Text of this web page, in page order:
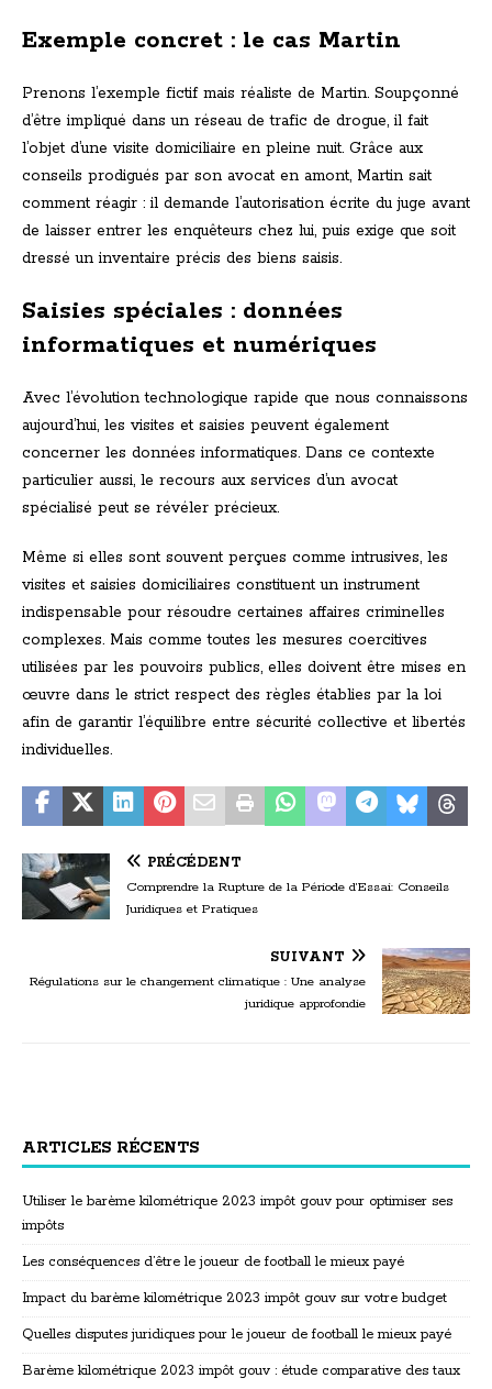
Exemple concret : le cas Martin
Prenons l’exemple fictif mais réaliste de Martin. Soupçonné
d’être impliqué dans un réseau de trafic de drogue, il fait
l’objet d’une visite domiciliaire en pleine nuit. Grâce aux
conseils prodigués par son avocat en amont, Martin sait
comment réagir : il demande l’autorisation écrite du juge avant
de laisser entrer les enquêteurs chez lui, puis exige que soit
dressé un inventaire précis des biens saisis.
Saisies spéciales : données
informatiques et numériques
Avec l’évolution technologique rapide que nous connaissons
aujourd’hui, les visites et saisies peuvent également
concerner les données informatiques. Dans ce contexte
particulier aussi, le recours aux services d’un avocat
spécialisé peut se révéler précieux.
Même si elles sont souvent perçues comme intrusives, les
visites et saisies domiciliaires constituent un instrument
indispensable pour résoudre certaines affaires criminelles
complexes. Mais comme toutes les mesures coercitives
utilisées par les pouvoirs publics, elles doivent être mises en
œuvre dans le strict respect des règles établies par la loi
afin de garantir l’équilibre entre sécurité collective et libertés
individuelles.
PRÉCÉDENT
Comprendre la Rupture de la Période d’Essai: Conseils
Juridiques et Pratiques
SUIVANT
Régulations sur le changement climatique : Une analyse
juridique approfondie
ARTICLES RÉCENTS
Utiliser le barème kilométrique 2023 impôt gouv pour optimiser ses
impôts
Les conséquences d’être le joueur de football le mieux payé
Impact du barème kilométrique 2023 impôt gouv sur votre budget
Quelles disputes juridiques pour le joueur de football le mieux payé
Barème kilométrique 2023 impôt gouv : étude comparative des taux